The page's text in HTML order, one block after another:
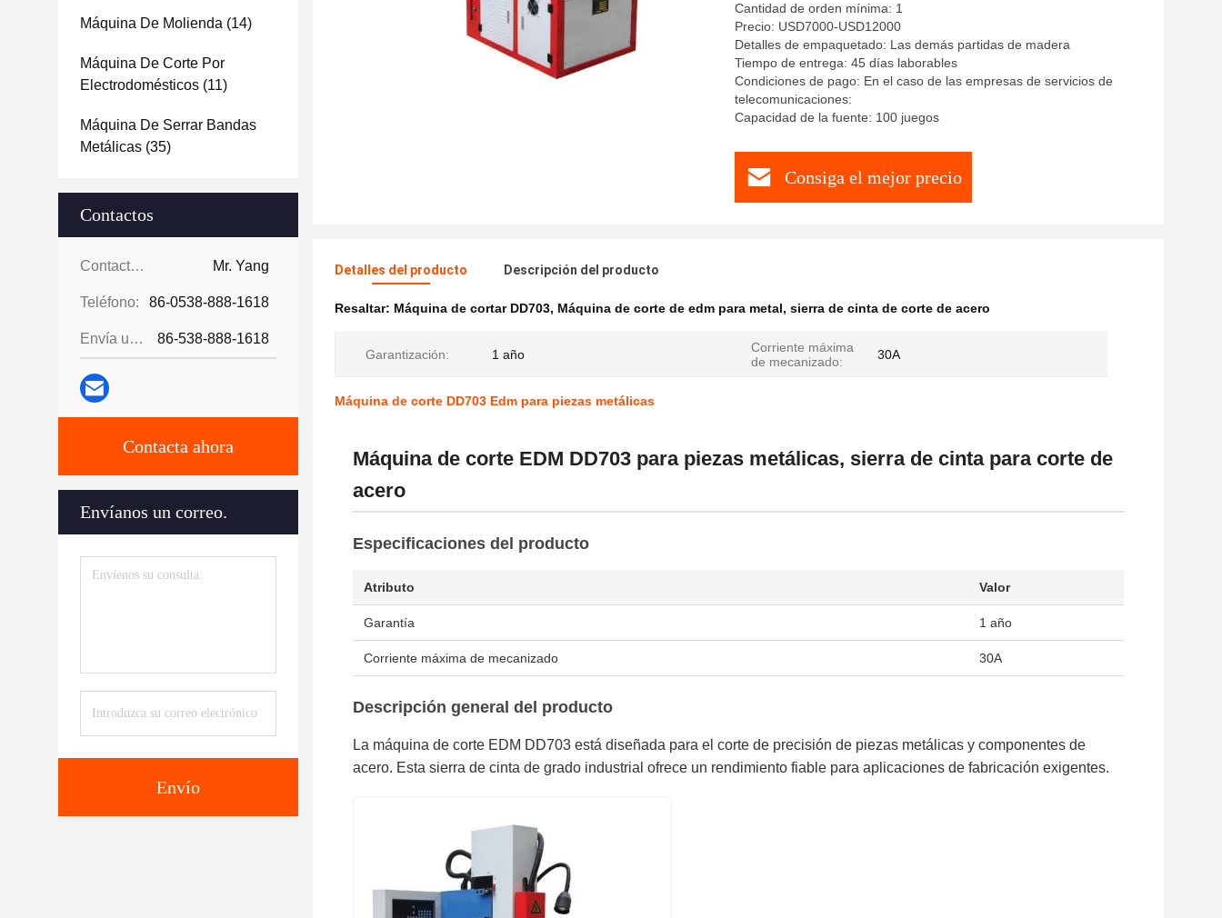
Máquina De Molienda (14)
Máquina De Corte Por
Electrodomésticos (11)
Máquina De Serrar Bandas
Metálicas (35)
Contactos
Contactos: Mr. Yang
Teléfono: 86-0538-888-1618
Envía un fax.: 86-538-888-1618
Contacta ahora
Envíanos un correo.
Envío
Cantidad de orden mínima: 1
Precio: USD7000-USD12000
Detalles de empaquetado: Las demás partidas de madera
Tiempo de entrega: 45 días laborables
Condiciones de pago: En el caso de las empresas de servicios de
telecomunicaciones:
Capacidad de la fuente: 100 juegos
Consiga el mejor precio
Detalles del producto Descripción del producto
Resaltar: Máquina de cortar DD703, Máquina de corte de edm para metal, sierra de cinta de corte de acero
Garantización: 1 año
Corriente máxima
de mecanizado:
30A
Máquina de corte DD703 Edm para piezas metálicas
Máquina de corte EDM DD703 para piezas metálicas, sierra de cinta para corte de
acero
Especificaciones del producto
Atributo Valor
Garantía 1 año
Corriente máxima de mecanizado 30A
Descripción general del producto
La máquina de corte EDM DD703 está diseñada para el corte de precisión de piezas metálicas y componentes de
acero. Esta sierra de cinta de grado industrial ofrece un rendimiento fiable para aplicaciones de fabricación exigentes.